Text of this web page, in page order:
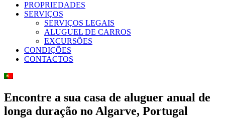
PROPRIEDADES
SERVIÇOS
SERVIÇOS LEGAIS
ALUGUEL DE CARROS
EXCURSÕES
CONDIÇÕES
CONTACTOS
Encontre a sua casa de aluguer anual de
longa duração no Algarve, Portugal